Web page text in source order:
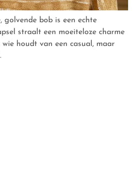
golvende bob is een echte
straalt een moeiteloze charme
houdt van een casual, maar